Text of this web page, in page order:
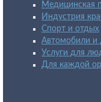
Медицинская
Индустрия
Спорт и отдых
Автомобили и
Услуги для
Для каждой